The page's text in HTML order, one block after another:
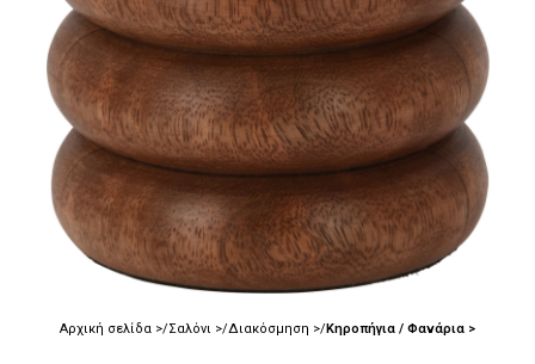
Αρχική σελίδα Σαλόνι Διακόσμηση Κηροπήγια / Φανάρια